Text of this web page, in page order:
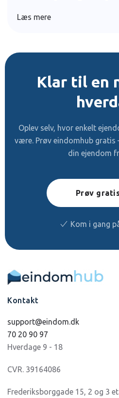
Læs mere
Klar til en
Oplev selv, hvor enkelt
være. Prøv eindomhub gratis
din ejendom
Prøv
Kom i gang
Kontakt
support@eindom.dk
70 20 90 97
Hverdage 9 - 18
CVR. 39164086
Frederiksborggade 15, 2 og 3